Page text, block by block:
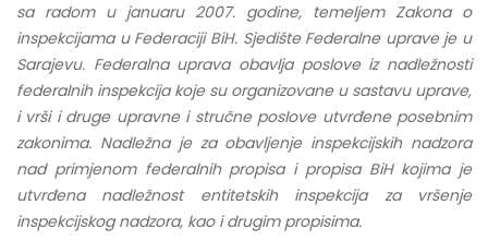
sa radom u januaru 2007. godine, temeljem Zakona o
inspekcijama u Federaciji BiH. Sjedište Federalne uprave je u
Sarajevu. Federalna uprava obavlja poslove iz nadležnosti
federalnih inspekcija koje su organizovane u sastavu uprave,
i vrši i druge upravne i stručne poslove utvrđene posebnim
zakonima. Nadležna je za obavljenje inspekcijskih nadzora
nad primjenom federalnih propisa i propisa BiH kojima je
utvrđena nadležnost entitetskih inspekcija za vršenje
inspekcijskog nadzora, kao i drugim propisima.